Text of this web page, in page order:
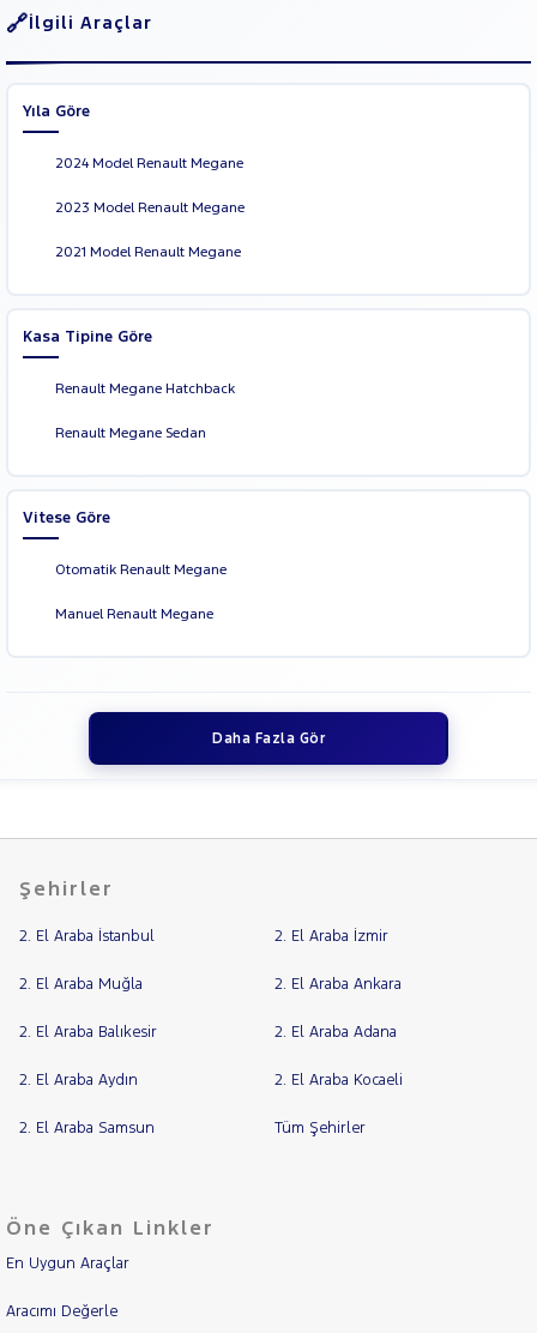
TESLA
TOGG
TRAKTÖR
VOLKSWAGEN
VOLVO
İlgili Araçlar
Yıla Göre
2024 Model Renault Megane
2023 Model Renault Megane
2021 Model Renault Megane
Kasa Tipine Göre
Renault Megane Hatchback
Renault Megane Sedan
Vitese Göre
Otomatik Renault Megane
Manuel Renault Megane
Daha Fazla Gör
Şehirler
2. El Araba İstanbul 2. El Araba İzmir
2. El Araba Muğla 2. El Araba Ankara
2. El Araba Balıkesir 2. El Araba Adana
2. El Araba Aydın 2. El Araba Kocaeli
2. El Araba Samsun Tüm Şehirler
Öne Çıkan Linkler
En Uygun Araçlar
Aracımı Değerle